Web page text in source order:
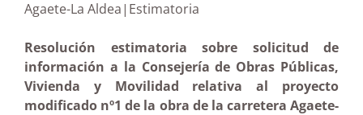
Agaete-La Aldea|Estimatoria
Resolución estimatoria sobre solicitud de
información a la Consejería de Obras Públicas,
Vivienda y Movilidad relativa al proyecto
modificado nº1 de la obra de la carretera Agaete-